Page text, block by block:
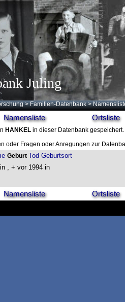
Juling
>Familien-Datenbank >
Namensliste Ortsliste
HANKEL in dieser Datenbank
oder Fragen oder Anregungen zur
Geburt Tod Geburtsort
, + vor 1994 in
Namensliste Ortsliste